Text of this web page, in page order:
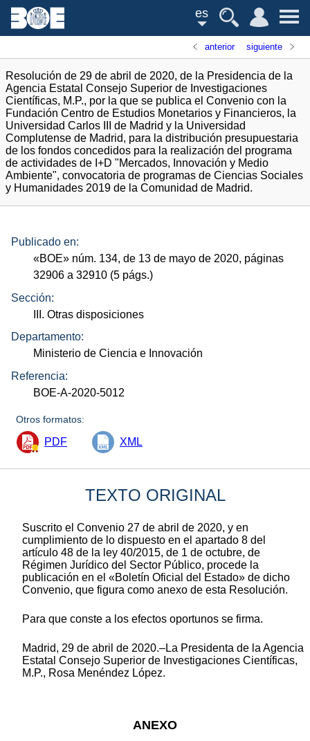
es
anterior siguiente
Resolución de 29 de abril de 2020, de la Presidencia de la
Agencia Estatal Consejo Superior de Investigaciones
Científicas, M.P., por la que se publica el Convenio con la
Fundación Centro de Estudios Monetarios y Financieros, la
Universidad Carlos III de Madrid y la Universidad
Complutense de Madrid, para la distribución presupuestaria
de los fondos concedidos para la realización del programa
de actividades de I+D "Mercados, Innovación y Medio
Ambiente", convocatoria de programas de Ciencias Sociales
y Humanidades 2019 de la Comunidad de Madrid.
Publicado en:
«BOE» núm. 134, de 13 de mayo de 2020, páginas
32906 a 32910 (5 págs.)
Sección:
III. Otras disposiciones
Departamento:
Ministerio de Ciencia e Innovación
Referencia:
BOE-A-2020-5012
Otros formatos:
PDF XML
TEXTO ORIGINAL
Suscrito el Convenio 27 de abril de 2020, y en
cumplimiento de lo dispuesto en el apartado 8 del
artículo 48 de la ley 40/2015, de 1 de octubre, de
Régimen Jurídico del Sector Público, procede la
publicación en el «Boletín Oficial del Estado» de dicho
Convenio, que figura como anexo de esta Resolución.
Para que conste a los efectos oportunos se firma.
Madrid, 29 de abril de 2020.–La Presidenta de la Agencia
Estatal Consejo Superior de Investigaciones Científicas,
M.P., Rosa Menéndez López.
ANEXO